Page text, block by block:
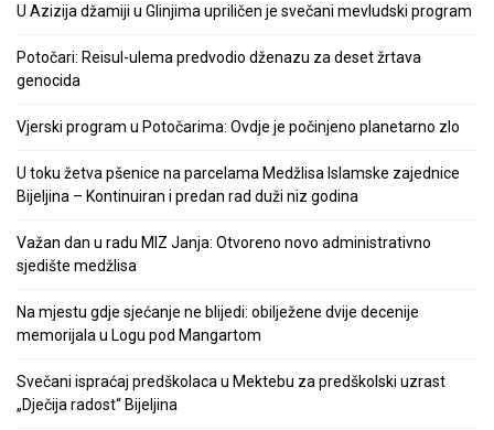
U Azizija džamiji u Glinjima upriličen je svečani mevludski program
Potočari: Reisul-ulema predvodio dženazu za deset žrtava
genocida
Vjerski program u Potočarima: Ovdje je počinjeno planetarno zlo
U toku žetva pšenice na parcelama Medžlisa Islamske zajednice
Bijeljina – Kontinuiran i predan rad duži niz godina
Važan dan u radu MIZ Janja: Otvoreno novo administrativno
sjedište medžlisa
Na mjestu gdje sjećanje ne blijedi: obilježene dvije decenije
memorijala u Logu pod Mangartom
Svečani ispraćaj predškolaca u Mektebu za predškolski uzrast
„Dječija radost“ Bijeljina